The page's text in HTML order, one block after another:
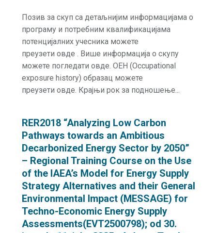
Позив за скуп са детаљнијим информацијама о
програму и потребним квалификацијама
потенцијалних учесника можете
преузети овде . Више информација о скупу
можете погледати овде. OEH (Occupational
exposure history) образац можете
преузети овде. Крајњи рок за подношење...
RER2018 “Analyzing Low Carbon
Pathways towards an Ambitious
Decarbonized Energy Sector by 2050”
– Regional Training Course on the Use
of the IAEA’s Model for Energy Supply
Strategy Alternatives and their General
Environmental Impact (MESSAGE) for
Techno-Economic Energy Supply
Assessments(EVT2500798); od 30.